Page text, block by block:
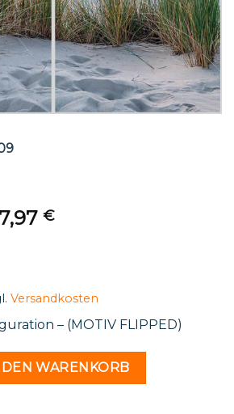
€Current
Versandkosten
– (MOTIV FLIPPED)
MengeWARENKORB